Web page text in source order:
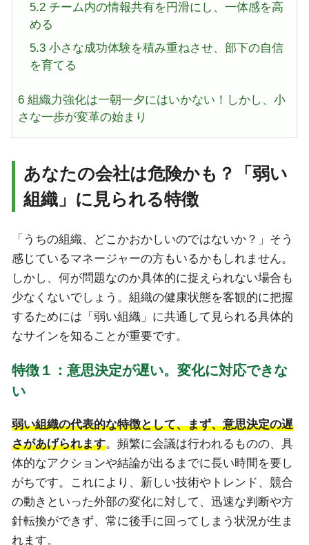
5.2チーム内の情報共有を円滑にし、一体感を高
める
5.3小さな成功体験を積み重ねさせ、部下の自信
を育てる
6 組織力強化は一朝一夕にはいかない！しかし、小
さな一歩が変革の始まり
あなたの会社は危険かも？「弱い
組織」に見られる特徴
「うちの組織、どこかおかしいのではないか？」そう
感じているマネージャーの方もいるかもしれません。
しかし、何が問題なのか具体的に捉えられない場合も
少なくないでしょう。組織の健康状態を客観的に把握
するためには「弱い組織」に共通して見られる具体的
なサインを知ることが重要です。
特徴１：意思決定が遅い。変化に対応できな
い
弱い組織の代表的な特徴として、まず、意思決定の遅
さがあげられます。頻繁に会議は行われるものの、具
体的なアクションや結論が出るまでに長い時間を要し
がちです。これにより、新しい技術やトレンド、競合
の動きといった外部の変化に対して、迅速な判断や方
針転換ができず、常に後手に回ってしまう状況が生ま
れます。